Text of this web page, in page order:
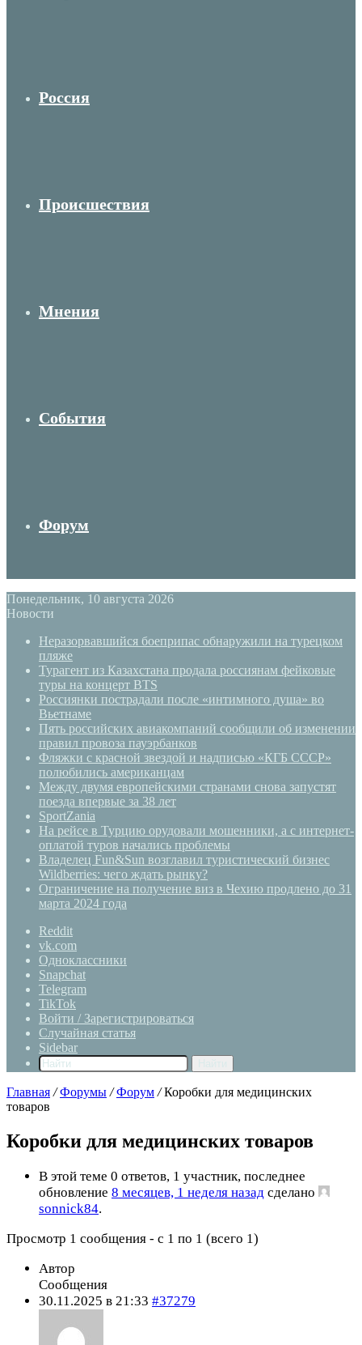
Россия
Происшествия
Мнения
События
Форум
Понедельник, 10 августа 2026
Новости
Неразорвавшийся боеприпас обнаружили на турецком
пляже
Турагент из Казахстана продала россиянам фейковые
туры на концерт BTS
Россиянки пострадали после «интимного душа» во
Вьетнаме
Пять российских авиакомпаний сообщили об изменении
правил провоза пауэрбанков
Фляжки с красной звездой и надписью «КГБ СССР»
полюбились американцам
Между двумя европейскими странами снова запустят
поезда впервые за 38 лет
SportZania
На рейсе в Турцию орудовали мошенники, а с интернет-
оплатой туров начались проблемы
Владелец Fun&Sun возглавил туристический бизнес
Wildberries: чего ждать рынку?
Ограничение на получение виз в Чехию продлено до 31
марта 2024 года
Reddit
vk.com
Одноклассники
Snapchat
Telegram
TikTok
Войти / Зарегистрироваться
Случайная статья
Sidebar
Главная / Форумы / Форум / Коробки для медицинских
товаров
Коробки для медицинских товаров
В этой теме 0 ответов, 1 участник, последнее
обновление 8 месяцев, 1 неделя назад сделано
sonnick84.
Просмотр 1 сообщения - с 1 по 1 (всего 1)
Автор
Сообщения
30.11.2025 в 21:33 #37279